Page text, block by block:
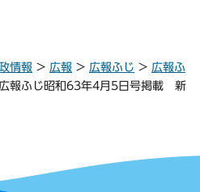
情報 > 広報 > 広報ふじ > 広報ふ
報ふじ昭和63年4月5日号掲載 新